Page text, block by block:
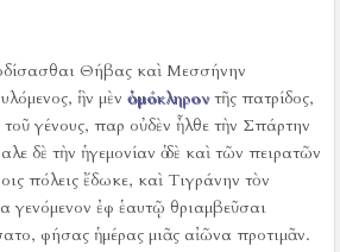
Θήβας καὶ Μεσσήνην
ἣν μὲνὁμόκληροντῆς πατρίδος,
τοῦ γένους, παρ οὐδὲν ἦλθε τὴν Σπάρτην
δὲ τὴν ἡγεμονίαν ὁ δὲ καὶ τῶν πειρατῶν
πόλεις ἔδωκε, καὶ Τιγράνην τὸν
γενόμενον ἐφ ἑαυτῷ θριαμβεῦσαι
φήσας ἡμέρας μιᾶς αἰῶνα προτιμᾶν.